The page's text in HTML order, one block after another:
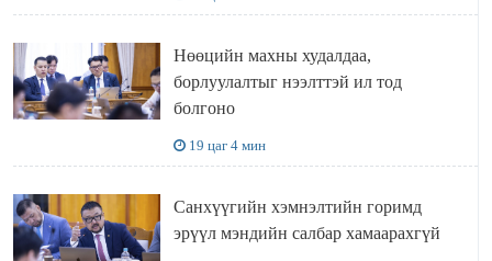
Нөөцийн махны худалдаа,
борлуулалтыг нээлттэй ил тод
болгоно
19 цаг 4 мин
Санхүүгийн хэмнэлтийн горимд
эрүүл мэндийн салбар хамаарахгүй